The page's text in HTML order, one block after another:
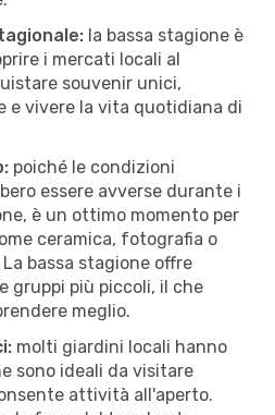
la bassa stagione è
i mercati locali al
souvenir unici,
e vivere la vita quotidiana di
poiché le condizioni
essere avverse durante i
è un ottimo momento per
ceramica, fotografia o
bassa stagione offre
gruppi più piccoli, il che
meglio.
molti giardini locali hanno
sono ideali da visitare
attività all'aperto.